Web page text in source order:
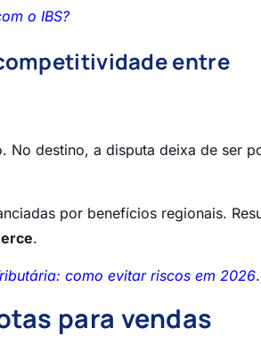
o IBS?
entre
No destino, a disputa deixa de ser
por benefícios regionais.
.
como evitar riscos em 2026.
para vendas